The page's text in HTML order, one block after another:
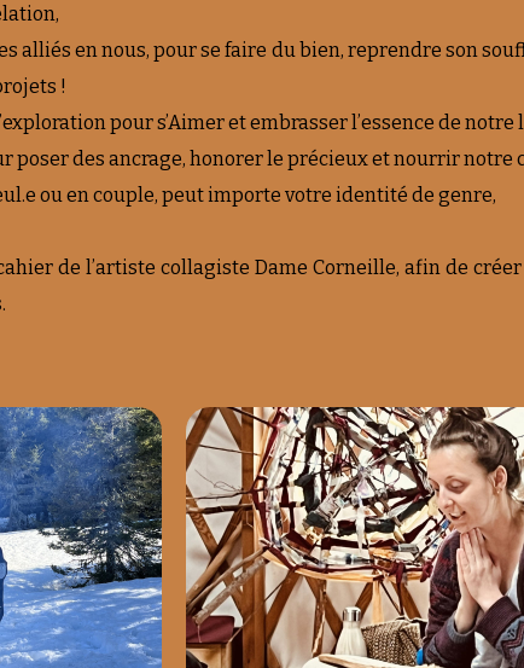
alliés en nous, pour se faire du bien, reprendre son
!
pour s’Aimer et embrasser l’essence de notre
poser des ancrage, honorer le précieux et nourrir notre
ou en couple, peut importe votre identité de genre,
de l’artiste collagiste Dame Corneille, afin de